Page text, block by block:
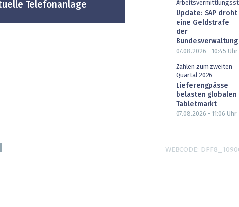
Telefonanlage
Update: SAP droht
eine Geldstrafe
der
Bundesverwaltung
07.08.2026 - 10:45 Uhr
Zahlen zum zweiten
Quartal 2026
Lieferengpässe
belasten globalen
Tabletmarkt
07.08.2026 - 11:06 Uhr
WEBCODE